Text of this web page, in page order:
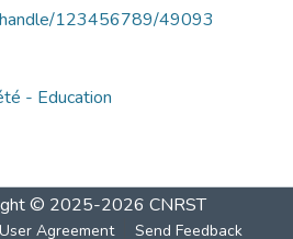
123456789/49093
- Education
© 2025-2026 CNRST
Agreement Send Feedback